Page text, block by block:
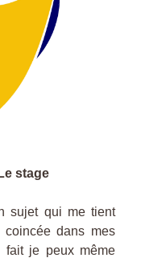
stage
sujet qui me tient
dans mes
fait je peux même